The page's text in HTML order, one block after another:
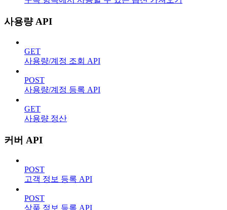
사용량 API
GET
사용량/계정 조회 API
POST
사용량/계정 등록 API
GET
사용량 정산
커버 API
POST
고객 정보 등록 API
POST
상품 정보 등록 API